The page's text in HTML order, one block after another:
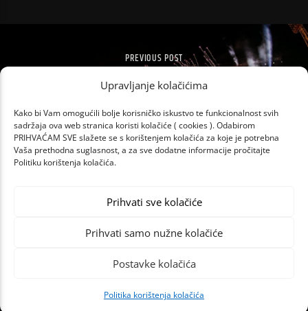
Upravljanje kolačićima
Kako bi Vam omogućili bolje korisničko iskustvo te funkcionalnost svih
sadržaja ova web stranica koristi kolačiće ( cookies ). Odabirom
PRIHVAĆAM SVE slažete se s korištenjem kolačića za koje je potrebna
Vaša prethodna suglasnost, a za sve dodatne informacije pročitajte
Politiku korištenja kolačića.
Prihvati sve kolačiće
Prihvati samo nužne kolačiće
Postavke kolačića
Politika korištenja kolačića
PREVIOUS POST
ULTRA EUROPE OBJAVILA PRVI LINEUP!